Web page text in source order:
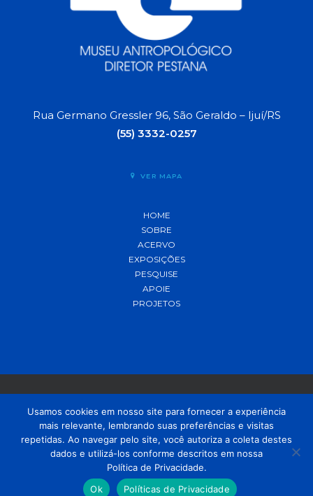
Rua Germano Gressler 96, São Geraldo – Ijuí/RS
(55) 3332-0257
VER MAPA
HOME
SOBRE
ACERVO
EXPOSIÇÕES
PESQUISE
APOIE
PROJETOS
© 2021 MADP – Desenvolvido pelaOUSE
Usamos cookies em nosso site para fornecer a experiência
mais relevante, lembrando suas preferências e visitas
repetidas. Ao navegar pelo site, você autoriza a coleta destes
dados e utilizá-los conforme descritos em nossa
Política de Privacidade.
Ok
Políticas de Privacidade